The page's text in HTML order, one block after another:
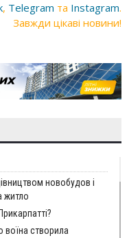
, Telegram та Instagram.
Завжди цікаві новини!
новобудов і
житло
воїна створила